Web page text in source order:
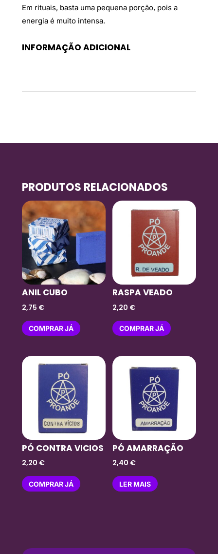
Em rituais, basta uma pequena porção, pois a
energia é muito intensa.
INFORMAÇÃO ADICIONAL
PRODUTOS RELACIONADOS
ANIL CUBO
2,75 €
COMPRAR JÁ
RASPA VEADO
2,20 €
COMPRAR JÁ
PÓ CONTRA VICIOS
2,20 €
COMPRAR JÁ
PÓ AMARRAÇÃO
2,40 €
LER MAIS